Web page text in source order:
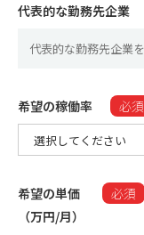
代表的な勤務先企業
希望の稼働率​ 必須
希望の単価
（万円/月）​
必須